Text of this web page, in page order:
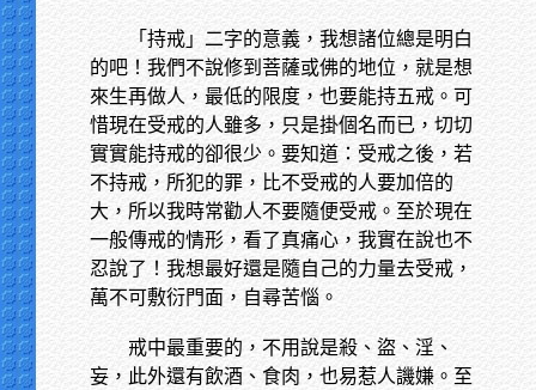
「持戒」二字的意義，我想諸位總是明白
的吧！我們不說修到菩薩或佛的地位，就是想
來生再做人，最低的限度，也要能持五戒。可
惜現在受戒的人雖多，只是掛個名而已，切切
實實能持戒的卻很少。要知道：受戒之後，若
不持戒，所犯的罪，比不受戒的人要加倍的
大，所以我時常勸人不要隨便受戒。至於現在
一般傳戒的情形，看了真痛心，我實在說也不
忍說了！我想最好還是隨自己的力量去受戒，
萬不可敷衍門面，自尋苦惱。
戒中最重要的，不用說是殺、盜、淫、
妄，此外還有飲酒、食肉，也易惹人譏嫌。至